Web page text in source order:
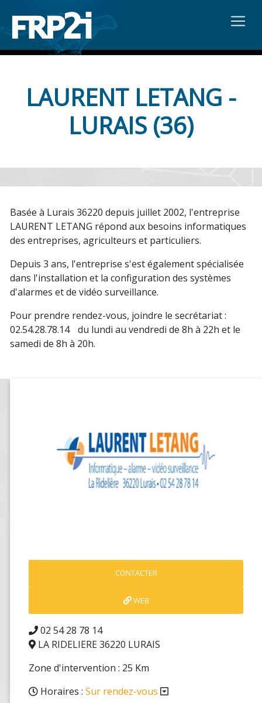
LAURENT LETANG -
LURAIS (36)
Basée à Lurais 36220 depuis juillet 2002, l'entreprise
LAURENT LETANG répond aux besoins informatiques
des entreprises, agriculteurs et particuliers.
Depuis 3 ans, l'entreprise s'est également spécialisée
dans l'installation et la configuration des systèmes
d'alarmes et de vidéo surveillance.
Pour prendre rendez-vous, joindre le secrétariat :
02.54.28.78.14 du lundi au vendredi de 8h à 22h et le
samedi de 8h à 20h.
CONTACTER
WEB
02 54 28 78 14
LA RIDELIERE 36220 LURAIS
Zone d'intervention : 25 Km
Horaires : Sur rendez-vous